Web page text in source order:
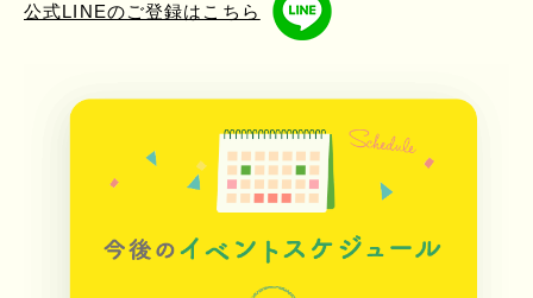
公式LINEのご登録はこちら